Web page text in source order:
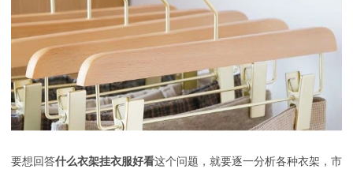
要想回答什么衣架挂衣服好看这个问题，就要逐一分析各种衣架，市